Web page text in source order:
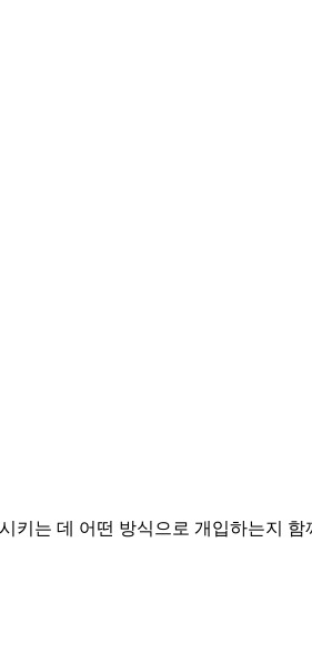
키는 데 어떤 방식으로 개입하는지 함